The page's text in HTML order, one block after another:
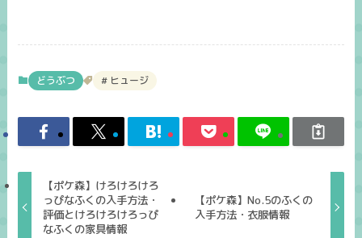
どうぶつ ヒュージ
【ポケ森】けろけろけろ
っぴなふくの入手方法・
評価とけろけろけろっぴ
なふくの家具情報
【ポケ森】No.5のふくの
入手方法・衣服情報